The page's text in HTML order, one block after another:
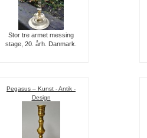
Stor tre armet messing
stage, 20. årh. Danmark.
Pegasus – Kunst - Antik -
Design